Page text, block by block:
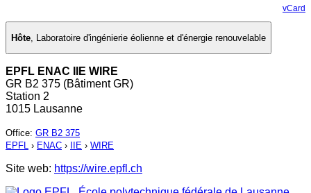
vCard
Hôte, Laboratoire d'ingénierie éolienne et d'énergie renouvelable
EPFL ENAC IIE WIRE
GR B2 375 (Bâtiment GR)
Station 2
1015 Lausanne
Office: GR B2 375
EPFL › ENAC › IIE › WIRE
Site web: https://wire.epfl.ch